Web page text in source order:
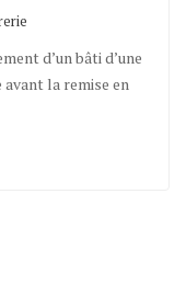
d’un bâti d’une
la remise en